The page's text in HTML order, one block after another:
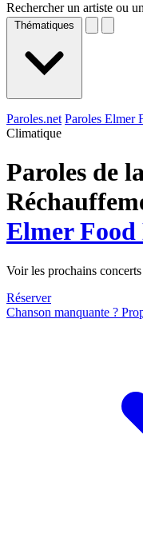
Rechercher un artiste ou
Thématiques
Paroles.net Paroles Elmer
Climatique
Paroles de
Elmer Food
Voir les prochains
Réserver
Chanson manquante ?